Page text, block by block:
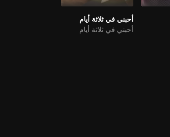
أحبني في ثلاثة أيام
أحبني في ثلاثة أيام